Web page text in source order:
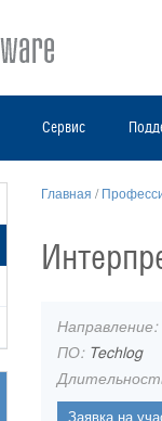
Сервис
Главная /
Направление:
ПО:Techlog